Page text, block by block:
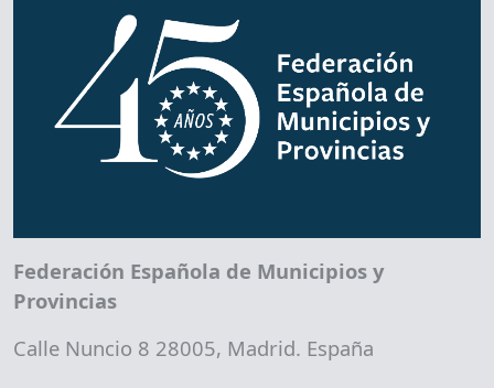
Federación Española de Municipios y
Provincias
Calle Nuncio 8 28005, Madrid. España